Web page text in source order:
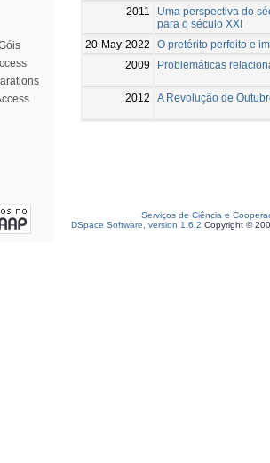
2011
Uma perspectiva do
para o século XXI
20-May-2022
O pretérito perfeito e
2009
Problemáticas
2012 A Revolução de
Serviços de Ciência e
DSpace Software, version 1.6.2 Copyright ©